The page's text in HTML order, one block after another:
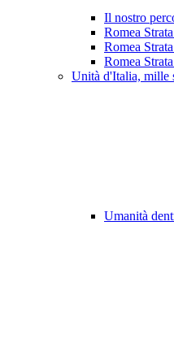
Il nostro
Romea
Romea
Romea
Unità d'Italia, mille
Umanità